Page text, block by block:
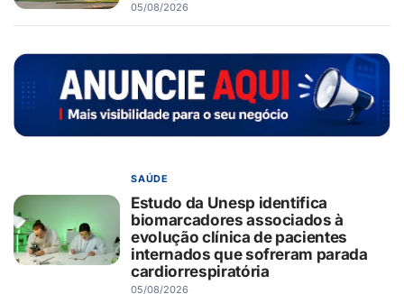
05/08/2026
SAÚDE
Estudo da Unesp identifica
biomarcadores associados à
evolução clínica de pacientes
internados que sofreram parada
cardiorrespiratória
05/08/2026